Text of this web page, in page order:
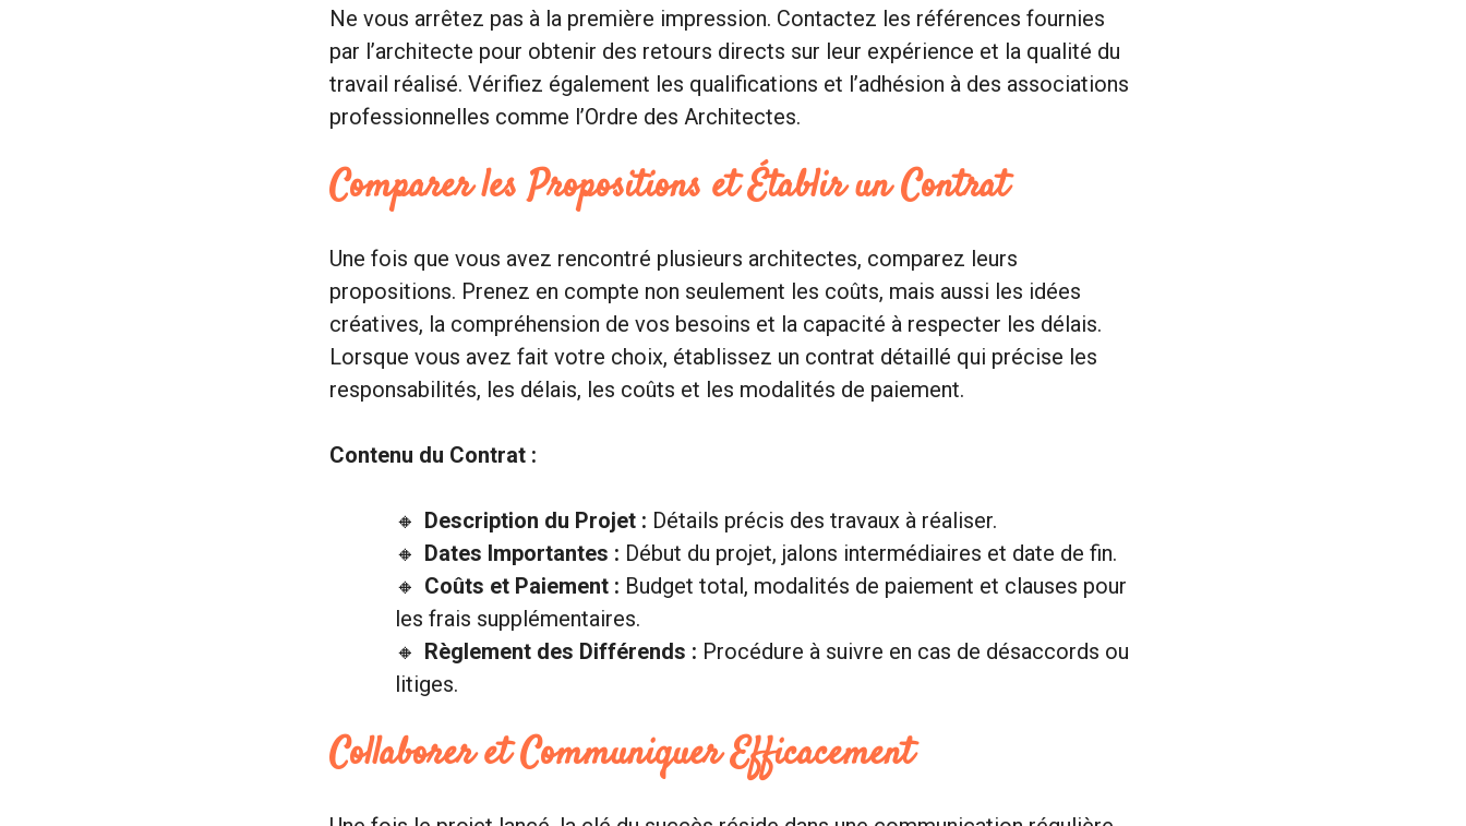
Ne vous arrêtez pas à la première impression. Contactez les références fournies
par l’architecte pour obtenir des retours directs sur leur expérience et la qualité du
travail réalisé. Vérifiez également les qualifications et l’adhésion à des associations
professionnelles comme l’Ordre des Architectes.
Comparer les Propositions et Établir un Contrat
Une fois que vous avez rencontré plusieurs architectes, comparez leurs
propositions. Prenez en compte non seulement les coûts, mais aussi les idées
créatives, la compréhension de vos besoins et la capacité à respecter les délais.
Lorsque vous avez fait votre choix, établissez un contrat détaillé qui précise les
responsabilités, les délais, les coûts et les modalités de paiement.
Contenu du Contrat :
Description du Projet : Détails précis des travaux à réaliser.
Dates Importantes : Début du projet, jalons intermédiaires et date de fin.
Coûts et Paiement : Budget total, modalités de paiement et clauses pour
les frais supplémentaires.
Règlement des Différends : Procédure à suivre en cas de désaccords ou
litiges.
Collaborer et Communiquer Efficacement